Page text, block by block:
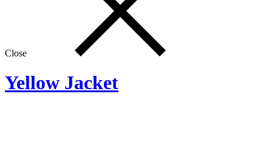
Close
Yellow Jacket